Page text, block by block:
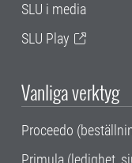
SLU i media
SLU Play
Vanliga verktyg
Proceedo
Primula (ledighet,